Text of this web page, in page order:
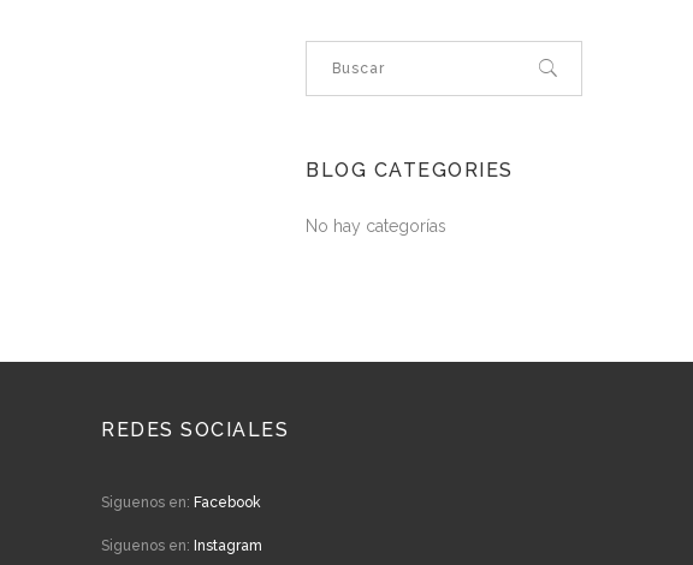
BLOG CATEGORIES
No hay categorías
REDES SOCIALES
Siguenos en: Facebook
Siguenos en: Instagram